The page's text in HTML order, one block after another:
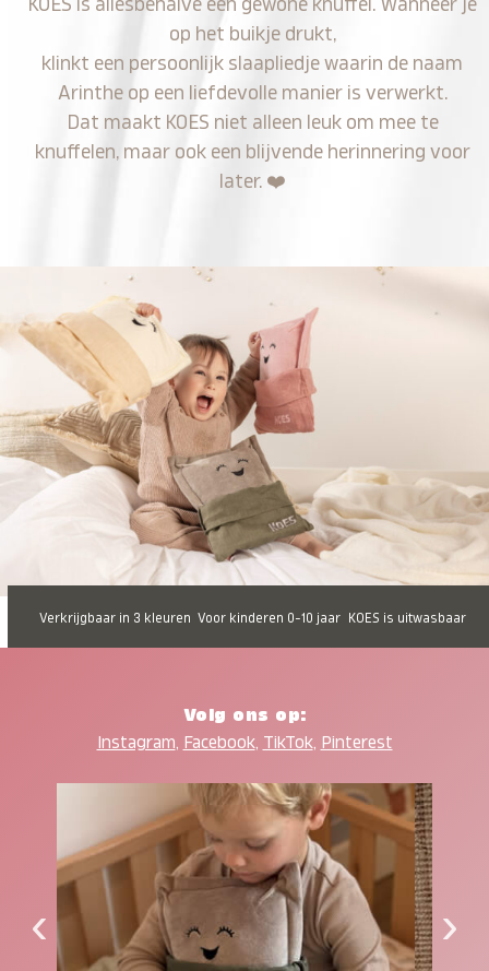
KOES is allesbehalve een gewone knuffel. Wanneer je
op het buikje drukt,
klinkt een persoonlijk slaapliedje waarin de naam
Arinthe op een liefdevolle manier is verwerkt.
Dat maakt KOES niet alleen leuk om mee te
knuffelen, maar ook een blijvende herinnering voor
later. ❤️
Verkrijgbaar in 3 kleuren Voor kinderen 0-10 jaar KOES is uitwasbaar
Volg ons op:
Instagram, Facebook, TikTok, Pinterest
‹ ›